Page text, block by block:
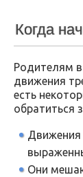
Когда
Родителям
движения
есть
обратиться
Движения
Они